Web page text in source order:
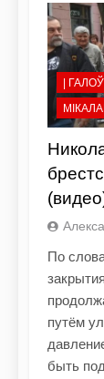
|
По
путём
быть